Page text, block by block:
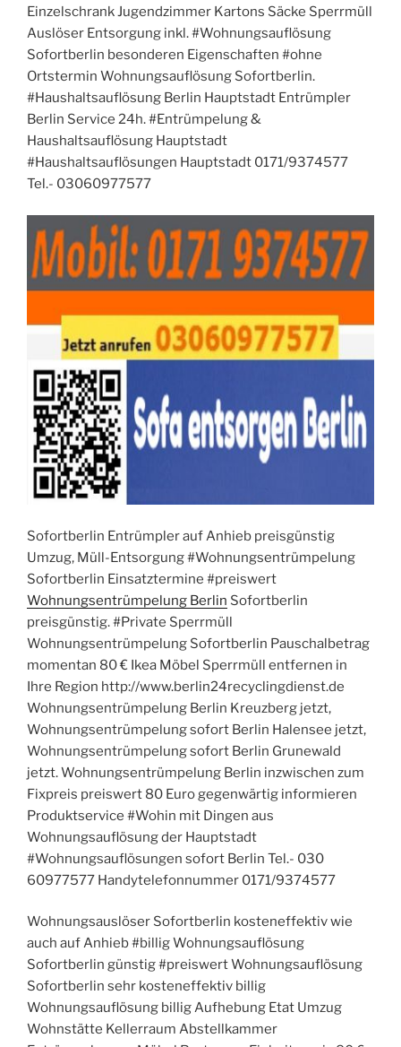
Einzelschrank Jugendzimmer Kartons Säcke Sperrmüll
Auslöser Entsorgung inkl. #Wohnungsauflösung
Sofortberlin besonderen Eigenschaften #ohne
Ortstermin Wohnungsauflösung Sofortberlin.
#Haushaltsauflösung Berlin Hauptstadt Entrümpler
Berlin Service 24h. #Entrümpelung &
Haushaltsauflösung Hauptstadt
#Haushaltsauflösungen Hauptstadt 0171/9374577
Tel.- 03060977577
Sofortberlin Entrümpler auf Anhieb preisgünstig
Umzug, Müll-Entsorgung #Wohnungsentrümpelung
Sofortberlin Einsatztermine #preiswert
Wohnungsentrümpelung Berlin Sofortberlin
preisgünstig. #Private Sperrmüll
Wohnungsentrümpelung Sofortberlin Pauschalbetrag
momentan 80 € Ikea Möbel Sperrmüll entfernen in
Ihre Region http://www.berlin24recyclingdienst.de
Wohnungsentrümpelung Berlin Kreuzberg jetzt,
Wohnungsentrümpelung sofort Berlin Halensee jetzt,
Wohnungsentrümpelung sofort Berlin Grunewald
jetzt. Wohnungsentrümpelung Berlin inzwischen zum
Fixpreis preiswert 80 Euro gegenwärtig informieren
Produktservice #Wohin mit Dingen aus
Wohnungsauflösung der Hauptstadt
#Wohnungsauflösungen sofort Berlin Tel.- 030
60977577 Handytelefonnummer 0171/9374577
Wohnungsauslöser Sofortberlin kosteneffektiv wie
auch auf Anhieb #billig Wohnungsauflösung
Sofortberlin günstig #preiswert Wohnungsauflösung
Sofortberlin sehr kosteneffektiv billig
Wohnungsauflösung billig Aufhebung Etat Umzug
Wohnstätte Kellerraum Abstellkammer